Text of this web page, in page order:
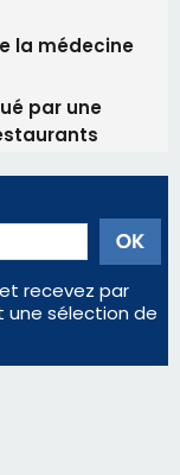
recevez par
sélection de